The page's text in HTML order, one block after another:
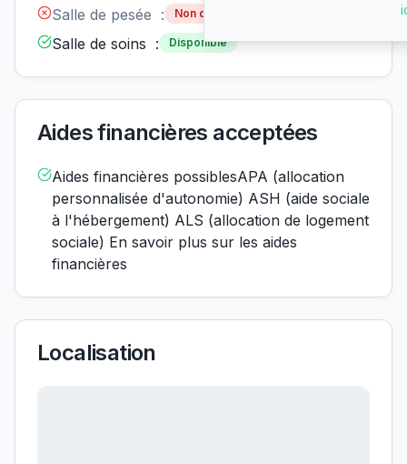
Salle de pesée : Non disponible
Salle de soins : Disponible
Aides financières acceptées
Aides financières possiblesAPA (allocation
personnalisée d'autonomie) ASH (aide sociale
à l'hébergement) ALS (allocation de logement
sociale) En savoir plus sur les aides
financières
Localisation